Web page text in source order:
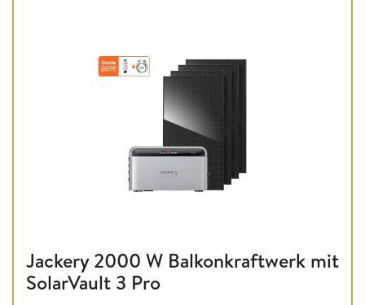
Jackery 2000 W Balkonkraftwerk mit
SolarVault 3 Pro